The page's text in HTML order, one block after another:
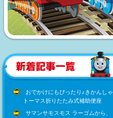
おでかけにもぴったり♪きかんしゃ
トーマス折りたたみ式補助便座
サマンサモスモス ラーゴムから、